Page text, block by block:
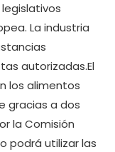
La industria
autorizadas.El
los alimentos
gracias a dos
la Comisión
podrá utilizar las